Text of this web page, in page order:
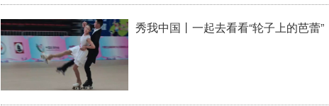
秀我中国丨一起去看看“轮子上的芭蕾”